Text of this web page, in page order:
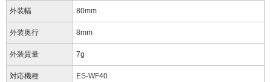
外装幅 80mm
外装奥行 8mm
外装質量 7g
対応機種 ES-WF40